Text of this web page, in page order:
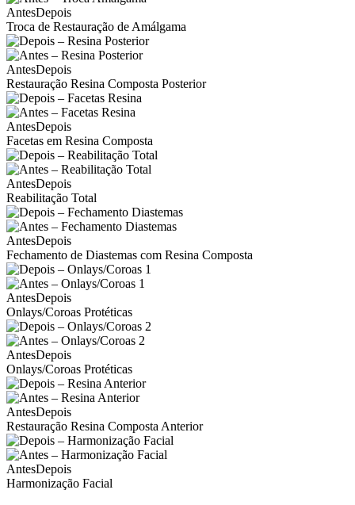
AntesDepois
Troca de Restauração de Amálgama
AntesDepois
Restauração Resina Composta Posterior
AntesDepois
Facetas em Resina Composta
AntesDepois
Reabilitação Total
AntesDepois
Fechamento de Diastemas com Resina Composta
AntesDepois
Onlays/Coroas Protéticas
AntesDepois
Onlays/Coroas Protéticas
AntesDepois
Restauração Resina Composta Anterior
AntesDepois
Harmonização Facial